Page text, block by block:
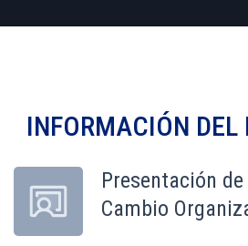
INFORMACIÓN DEL
Presentación de
Cambio